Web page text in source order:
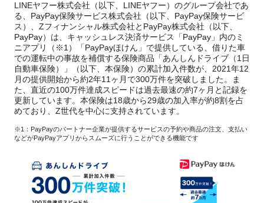
LINEヤフー株式会社（以下、LINEヤフー）のグループ会社であ
る、PayPay保険サービス株式会社（以下、PayPay保険サービ
ス）、Zフィナンシャル株式会社とPayPay株式会社（以下、
PayPay）は、キャッシュレス決済サービス「PayPay」内のミ
ニアプリ（※1）「PayPayほけん」で提供している、借りた車
での運転中の事故を補償する保険商品「あんしんドライブ（1日
自動車保険）」（以下、本保険）の累計加入件数が、2021年12
月の提供開始から約2年11ヶ月で300万件を突破しました。ま
た、直近の100万件達成スピードは過去最速の約7ヶ月と記録を
更新しています。本保険は18歳から29歳の加入率が約8割を占
めており、Z世代を中心に支持されています。
※1：PayPayのパートナー企業が提供するサービスの予約や商品の注文、支払い
などがPayPayアプリからスムーズに行うことができる機能です